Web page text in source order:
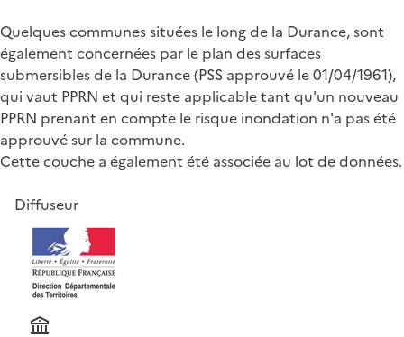
Quelques communes situées le long de la Durance, sont
également concernées par le plan des surfaces
submersibles de la Durance (PSS approuvé le 01/04/1961),
qui vaut PPRN et qui reste applicable tant qu'un nouveau
PPRN prenant en compte le risque inondation n'a pas été
approuvé sur la commune.
Cette couche a également été associée au lot de données.
Diffuseur